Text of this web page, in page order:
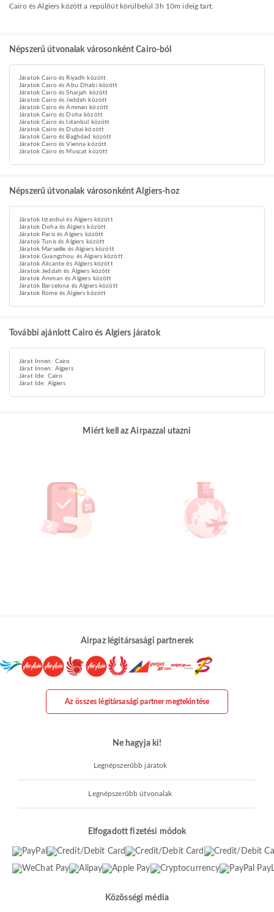
Cairo és Algiers között a repülőút körülbelül 3h 10m ideig tart.
Népszerű útvonalak városonként Cairo-ból
Járatok Cairo és Riyadh között
Járatok Cairo és Abu Dhabi között
Járatok Cairo és Sharjah között
Járatok Cairo és Jeddah között
Járatok Cairo és Amman között
Járatok Cairo és Doha között
Járatok Cairo és Istanbul között
Járatok Cairo és Dubai között
Járatok Cairo és Baghdad között
Járatok Cairo és Vienna között
Járatok Cairo és Muscat között
Népszerű útvonalak városonként Algiers-hoz
Járatok Istanbul és Algiers között
Járatok Doha és Algiers között
Járatok Paris és Algiers között
Járatok Tunis és Algiers között
Járatok Marseille és Algiers között
Járatok Guangzhou és Algiers között
Járatok Alicante és Algiers között
Járatok Jeddah és Algiers között
Járatok Amman és Algiers között
Járatok Barcelona és Algiers között
Járatok Rome és Algiers között
További ajánlott Cairo és Algiers járatok
Járat Innen: Cairo
Járat Innen: Algiers
Járat Ide: Cairo
Járat Ide: Algiers
Miért kell az Airpazzal utazni
Airpaz légitársasági partnerek
Az összes légitársasági partner megtekintése
Ne hagyja ki!
Legnépszerűbb járatok
Legnépszerűbb útvonalak
Elfogadott fizetési módok
Közösségi média